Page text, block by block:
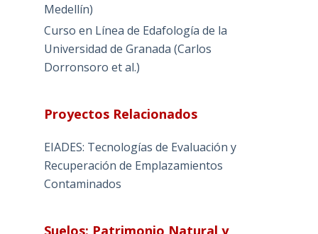
Medellín)
Curso en Línea de Edafología de la
Universidad de Granada (Carlos
Dorronsoro et al.)
Proyectos Relacionados
EIADES: Tecnologías de Evaluación y
Recuperación de Emplazamientos
Contaminados